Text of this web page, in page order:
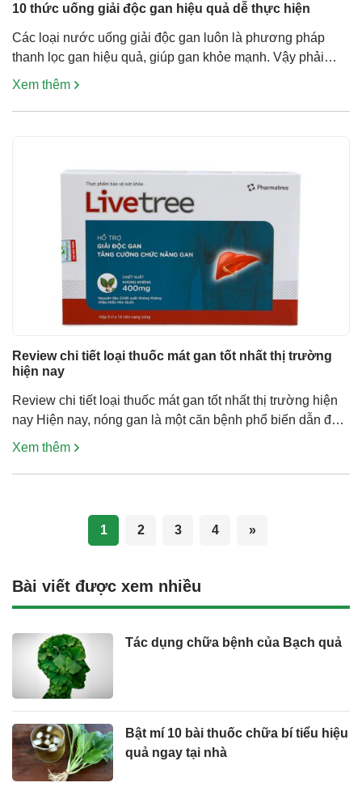
10 thức uống giải độc gan hiệu quả dễ thực hiện
Các loại nước uống giải độc gan luôn là phương pháp
thanh lọc gan hiệu quả, giúp gan khỏe mạnh. Vậy phải
uống gì để giải độc gan và chế biến chúng như thế nào để
xanh Đậu xanh là một loại ngũ cốc được […]
Xem thêm
Review chi tiết loại thuốc mát gan tốt nhất thị trường
hiện nay
Review chi tiết loại thuốc mát gan tốt nhất thị trường hiện
nay Hiện nay, nóng gan là một căn bệnh phổ biến dẫn đến
gan bị tổn thương, suy giảm chức năng, ảnh hưởng đến
dụng các sản phẩm thuốc mát […]
Xem thêm
1 2 3 4 »
Bài viết được xem nhiều
Tác dụng chữa bệnh của Bạch quả
Bật mí 10 bài thuốc chữa bí tiểu hiệu
quả ngay tại nhà